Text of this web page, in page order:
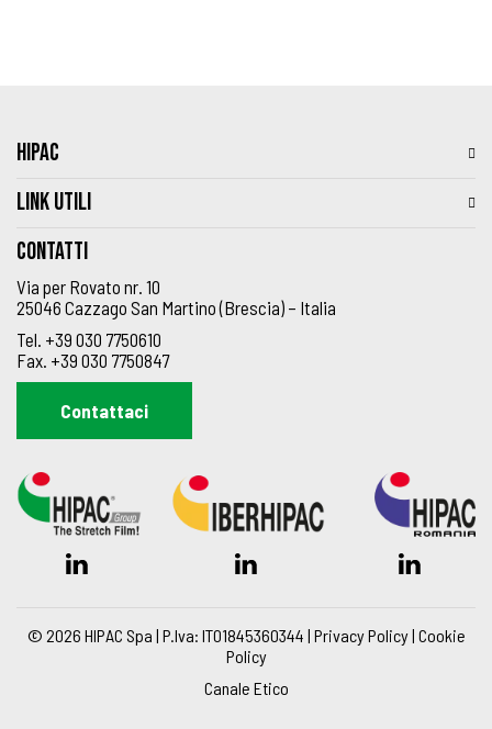
HIPAC
LINK UTILI
Contatti
Via per Rovato nr. 10
25046 Cazzago San Martino (Brescia) – Italia
Tel. +39 030 7750610
Fax. +39 030 7750847
Contattaci
© 2026 HIPAC Spa | P.Iva: IT01845360344 | Privacy Policy| Cookie
Policy
Canale Etico